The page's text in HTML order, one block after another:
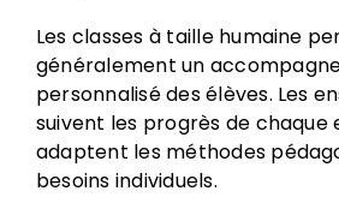
Les classes à taille humaine
généralement un
personnalisé des élèves. Les
suivent les progrès de chaque
adaptent les méthodes
besoins individuels.